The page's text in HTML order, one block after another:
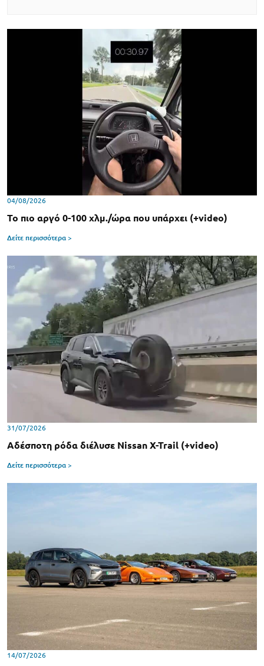
04/08/2026
Το πιο αργό 0-100 χλμ./ώρα που υπάρχει (+video)
Δείτε περισσότερα >
31/07/2026
Αδέσποτη ρόδα διέλυσε Nissan X-Trail (+video)
Δείτε περισσότερα >
14/07/2026